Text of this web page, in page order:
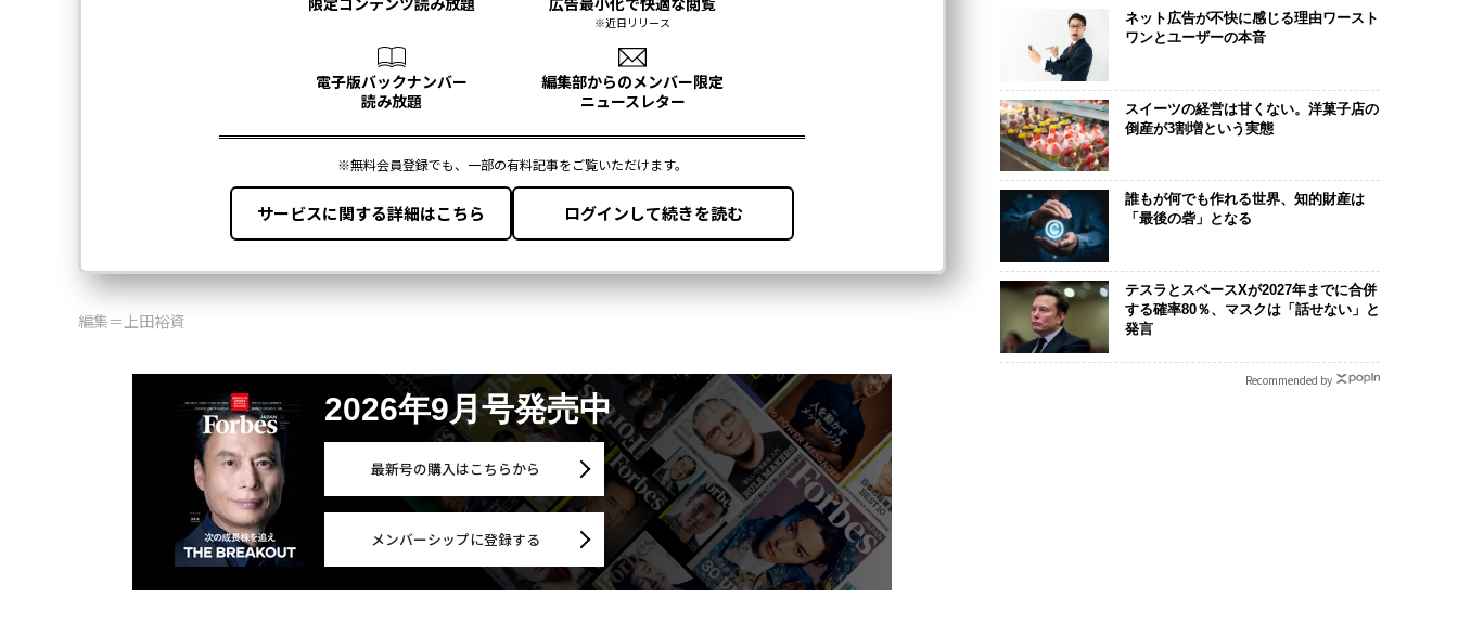
編集＝上田裕資
2026年9月号発売中
最新号の購入はこちらから
メンバーシップに登録する
ネット広告が不快に感じる理由ワースト
ワンとユーザーの本音
スイーツの経営は甘くない。洋菓子店の
倒産が3割増という実態
誰もが何でも作れる世界、知的財産は
「最後の砦」となる
テスラとスペースXが2027年までに合併
する確率80％、マスクは「話せない」と
発言
Recommended by